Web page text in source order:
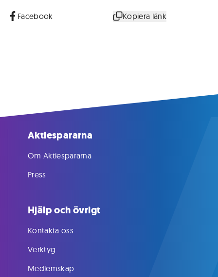
Facebook Kopiera länk
Aktiespararna
Om Aktiespararna
Press
Hjälp och övrigt
Kontakta oss
Verktyg
Medlemskap